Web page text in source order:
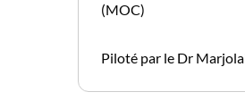
(MOC)
Piloté par le Dr